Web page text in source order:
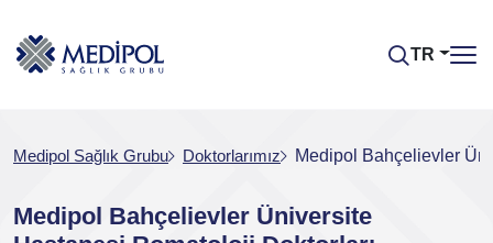
TR
Medipol Sağlık Grubu Doktorlarımız Medipol Bahçelievler
Medipol Bahçelievler Üniversite